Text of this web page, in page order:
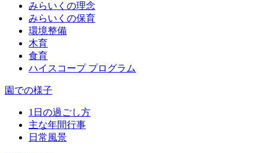
みらいくの理念
みらいくの保育
環境整備
木育
食育
ハイスコープ プログラム
園での様子
1日の過ごし方
主な年間行事
日常風景